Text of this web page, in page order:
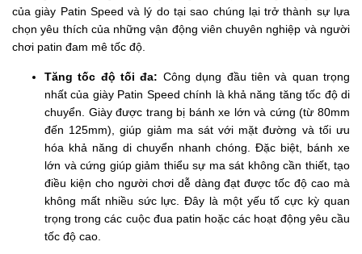
của giày Patin Speed và lý do tại sao chúng lại trở thành sự lựa
chọn yêu thích của những vận động viên chuyên nghiệp và người
chơi patin đam mê tốc độ.
Tăng tốc độ tối đa: Công dụng đầu tiên và quan trọng
nhất của giày Patin Speed chính là khả năng tăng tốc độ di
chuyển. Giày được trang bị bánh xe lớn và cứng (từ 80mm
đến 125mm), giúp giảm ma sát với mặt đường và tối ưu
hóa khả năng di chuyển nhanh chóng. Đặc biệt, bánh xe
lớn và cứng giúp giảm thiểu sự ma sát không cần thiết, tạo
điều kiện cho người chơi dễ dàng đạt được tốc độ cao mà
không mất nhiều sức lực. Đây là một yếu tố cực kỳ quan
trọng trong các cuộc đua patin hoặc các hoạt động yêu cầu
tốc độ cao.